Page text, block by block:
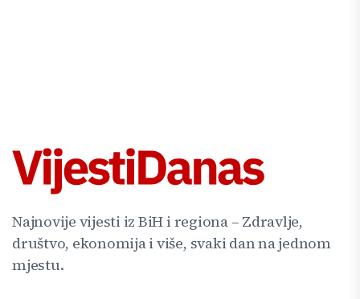
Najnovije vijesti iz BiH i regiona – Zdravlje,
društvo, ekonomija i više, svaki dan na jednom
mjestu.